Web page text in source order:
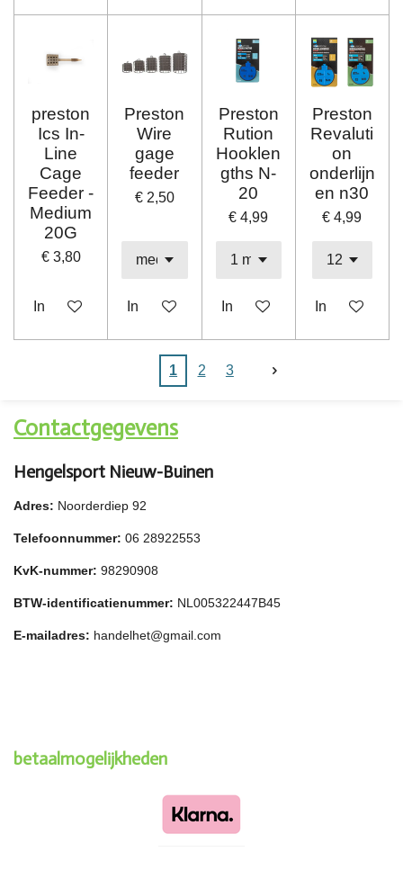
preston
Ics In-
Line
Cage
Feeder -
Medium
20G
€ 3,80
In winkelwagen
Preston
Wire
gage
feeder
€ 2,50
In winkelwagen
Preston
Rution
Hooklen
gths N-
20
€ 4,99
In winkelwagen
Preston
Revaluti
on
onderlijn
en n30
€ 4,99
In
1 2 3
Contactgegevens
Hengelsport Nieuw-Buinen
Adres: Noorderdiep 92
Telefoonnummer: 06 28922553
KvK-nummer: 98290908
BTW-identificatienummer: NL005322447B45
E-mailadres: handelhet@gmail.com
betaalmogelijkheden